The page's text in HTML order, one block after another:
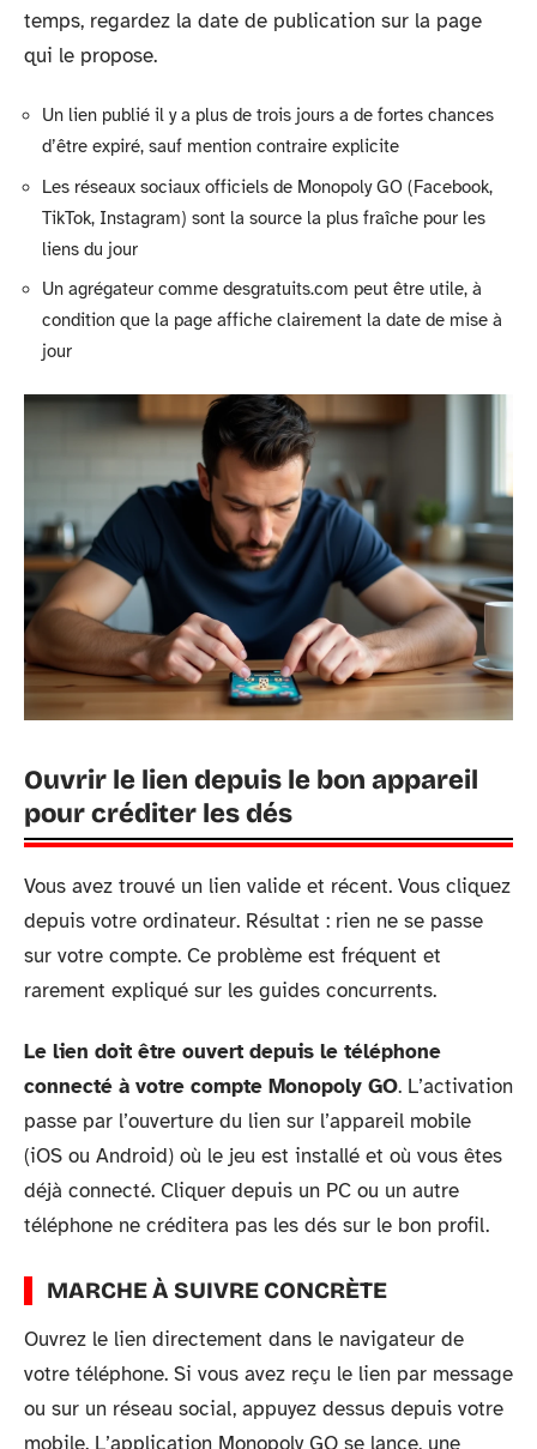
temps, regardez la date de publication sur la page
qui le propose.
Un lien publié il y a plus de trois jours a de fortes chances
d’être expiré, sauf mention contraire explicite
Les réseaux sociaux officiels de Monopoly GO (Facebook,
TikTok, Instagram) sont la source la plus fraîche pour les
liens du jour
Un agrégateur comme desgratuits.com peut être utile, à
condition que la page affiche clairement la date de mise à
jour
Ouvrir le lien depuis le bon appareil
pour créditer les dés
Vous avez trouvé un lien valide et récent. Vous cliquez
depuis votre ordinateur. Résultat : rien ne se passe
sur votre compte. Ce problème est fréquent et
rarement expliqué sur les guides concurrents.
Le lien doit être ouvert depuis le téléphone
connecté à votre compte Monopoly GO. L’activation
passe par l’ouverture du lien sur l’appareil mobile
(iOS ou Android) où le jeu est installé et où vous êtes
déjà connecté. Cliquer depuis un PC ou un autre
téléphone ne créditera pas les dés sur le bon profil.
MARCHE À SUIVRE CONCRÈTE
Ouvrez le lien directement dans le navigateur de
votre téléphone. Si vous avez reçu le lien par message
ou sur un réseau social, appuyez dessus depuis votre
mobile. L’application Monopoly GO se lance, une